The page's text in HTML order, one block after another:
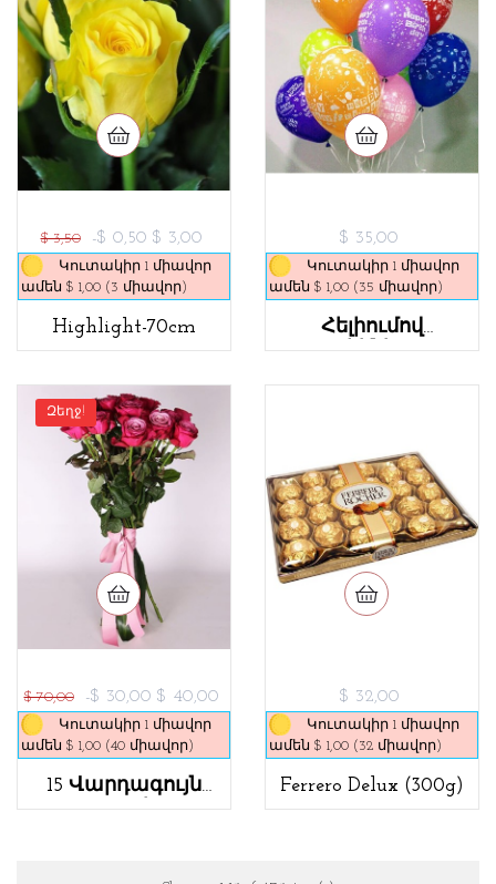
$ 3,50 -$ 0,50 $ 3,00
Կուտակիր 1 միավոր
ամեն $ 1,00 (3 միավոր)
Highlight-70cm
$ 35,00
Կուտակիր 1 միավոր
ամեն $ 1,00 (35 միավոր)
Հելիումով
Փուչիկներ 012
Զեղջ!
$ 70,00 -$ 30,00 $ 40,00
Կուտակիր 1 միավոր
ամեն $ 1,00 (40 միավոր)
15 Վարդագույն
Վարդեր
$ 32,00
Կուտակիր 1 միավոր
ամեն $ 1,00 (32 միավոր)
Ferrero Delux (300g)